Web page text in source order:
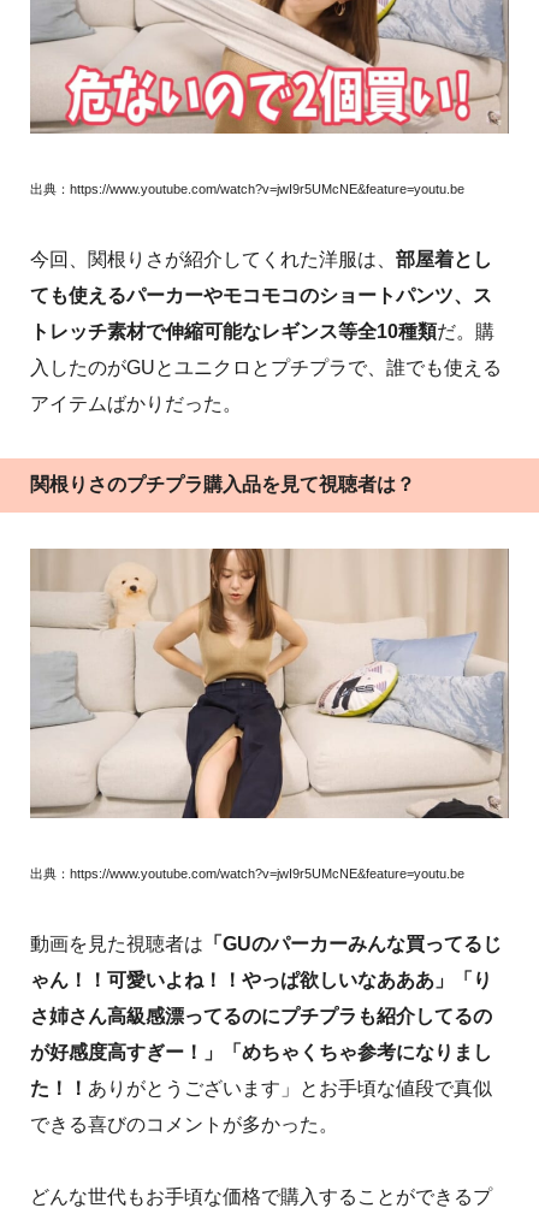
出典：https://www.youtube.com/watch?v=jwI9r5UMcNE&feature=youtu.be
今回、関根りさが紹介してくれた洋服は、 部屋着とし
ても使えるパーカーやモコモコのショートパンツ、ス
トレッチ素材で伸縮可能なレギンス等全10種類だ。購
入したのがGUとユニクロとプチプラで、誰でも使える
アイテムばかりだった。
関根りさのプチプラ購入品を見て視聴者は？
出典：https://www.youtube.com/watch?v=jwI9r5UMcNE&feature=youtu.be
動画を見た視聴者は 「GUのパーカーみんな買ってるじ
ゃん！！可愛いよね！！やっぱ欲しいなあああ」「り
さ姉さん高級感漂ってるのにプチプラも紹介してるの
が好感度高すぎー！」「めちゃくちゃ参考になりまし
た！！ ありがとうございます」とお手頃な値段で真似
できる喜びのコメントが多かった。
どんな世代もお手頃な価格で購入することができるプ